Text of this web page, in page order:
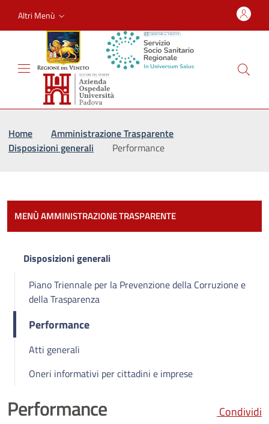
Altri Menù
Home
Amministrazione Trasparente
Disposizioni generali
Performance
MENÙ AMMINISTRAZIONE TRASPARENTE
Disposizioni generali
Piano Triennale per la Prevenzione della Corruzione e
della Trasparenza
Performance
Atti generali
Oneri informativi per cittadini e imprese
Performance
Condividi